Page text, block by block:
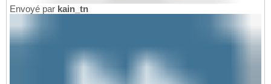
Envoyé par kain_tn